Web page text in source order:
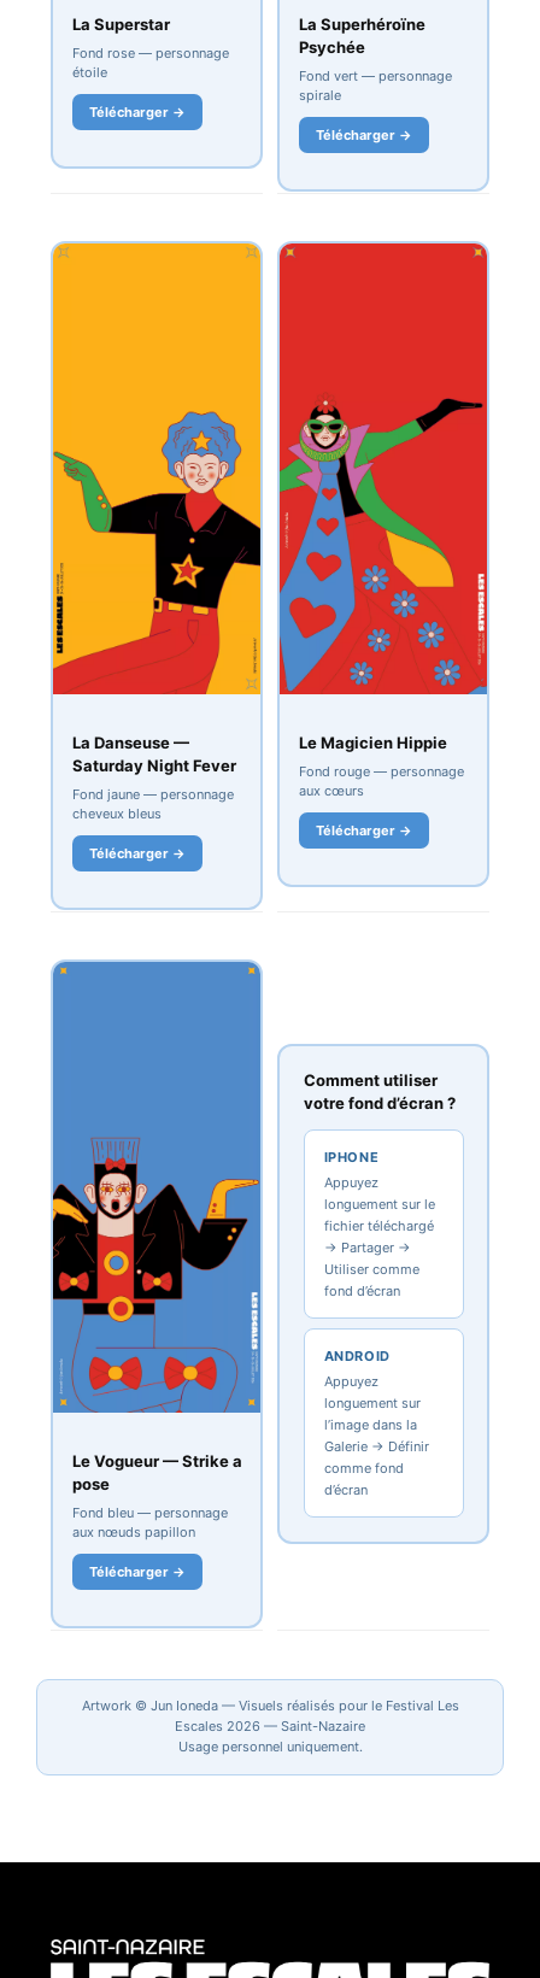
La Superstar
Fond rose — personnage
étoile
Télécharger →
La Superhéroïne
Psychée
Fond vert — personnage
spirale
Télécharger →
La Danseuse —
Saturday Night Fever
Fond jaune — personnage
cheveux bleus
Télécharger →
Le Magicien Hippie
Fond rouge — personnage
aux cœurs
Télécharger →
Le Vogueur — Strike a
pose
Fond bleu — personnage
aux nœuds papillon
Télécharger →
Comment utiliser
votre fond d’écran ?
IPHONE
Appuyez
longuement sur le
fichier téléchargé
→ Partager →
Utiliser comme
fond d’écran
ANDROID
Appuyez
longuement sur
l’image dans la
Galerie → Définir
comme fond
d’écran
Artwork © Jun Ioneda — Visuels réalisés pour le Festival Les
Escales 2026 — Saint-Nazaire
Usage personnel uniquement.